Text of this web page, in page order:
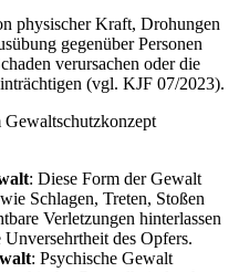
physischer Kraft, Drohungen
gegenüber Personen
verursachen oder die
(vgl. KJF 07/2023).
: Diese Form der Gewalt
Schlagen, Treten, Stoßen
Verletzungen hinterlassen
des Opfers.
: Psychische Gewalt